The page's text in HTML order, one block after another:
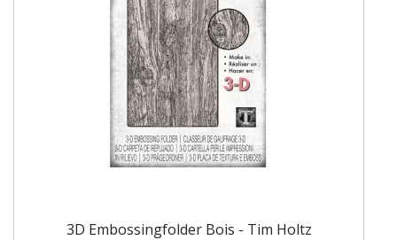
3D Embossingfolder Bois - Tim Holtz